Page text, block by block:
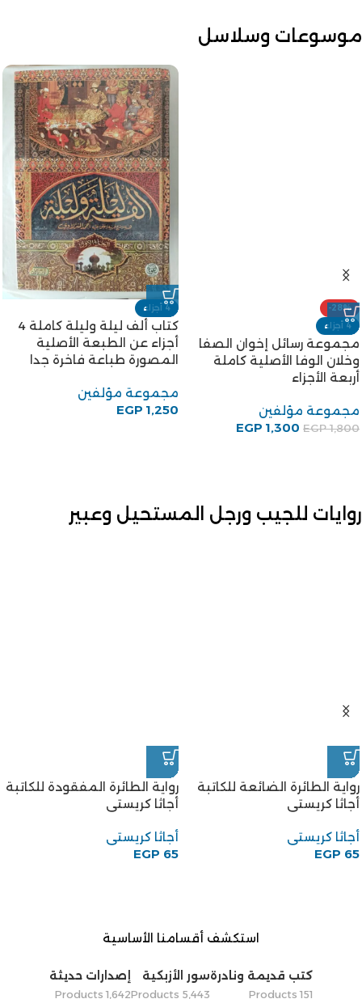
موسوعات وسلاسل
-28%
4 أجزاء
مجموعة رسائل إخوان الصفا
وخلان الوفا الأصلية كاملة
أربعة الأجزاء
مجموعة مؤلفين
EGP1,800
EGP 1,300
4 أجزاء
كتاب ألف ليلة وليلة كاملة 4
أجزاء عن الطبعة الأصلية
المصورة طباعة فاخرة جدا
مجموعة مؤلفين
EGP 1,250
روايات للجيب ورجل المستحيل وعبير
رواية الطائرة الضائعة للكاتبة
أجاثا كريستى
أجاثا كريستى
EGP 65
رواية الطائرة المفقودة للكاتبة
أجاثا كريستى
أجاثا كريستى
EGP 65
استكشف أقسامنا الأساسية
كتب قديمة ونادرة
151 Products
سور الأزبكية
5٬443 Products
إصدارات حديثة
1٬642 Products